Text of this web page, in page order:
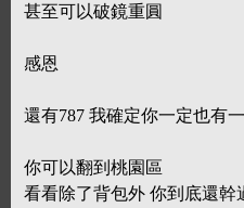
甚至可以破鏡重圓
感恩
還有787 我確定你一定也有
你可以翻到桃園區
看看除了背包外 你到底還